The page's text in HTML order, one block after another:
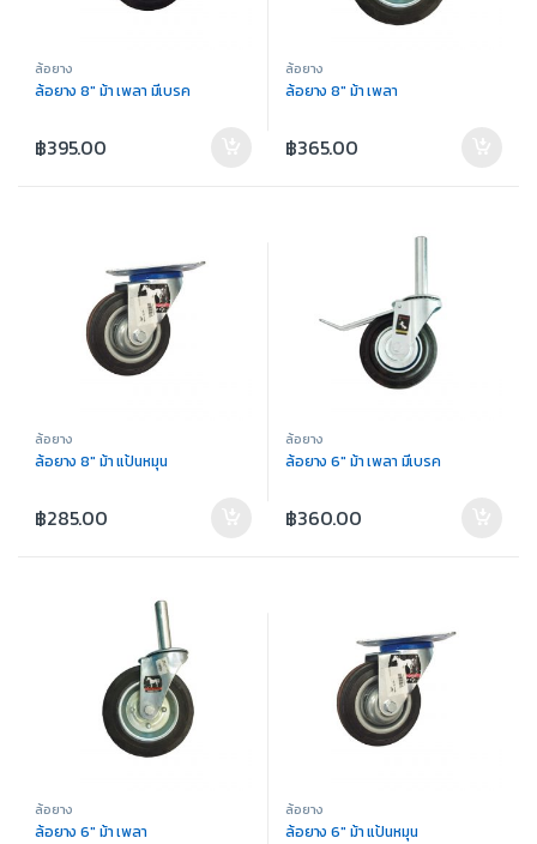
ล้อยาง
ล้อยาง 8″ ม้า เพลา มีเบรค
฿395.00
ล้อยาง
ล้อยาง 8″ ม้า เพลา
฿365.00
ล้อยาง
ล้อยาง 8″ ม้า แป้นหมุน
฿285.00
ล้อยาง
ล้อยาง 6″ ม้า เพลา มีเบรค
฿360.00
ล้อยาง
ล้อยาง 6″ ม้า เพลา
ล้อยาง
ล้อยาง 6″ ม้า แป้นหมุน